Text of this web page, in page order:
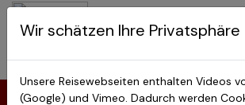
BCT-Touristik
Japan Reisen über Ostern
Wir schätzen Ihre Privatsphäre
Unsere Reisewebseiten enthalten Videos
(Google) und Vimeo. Dadurch werden